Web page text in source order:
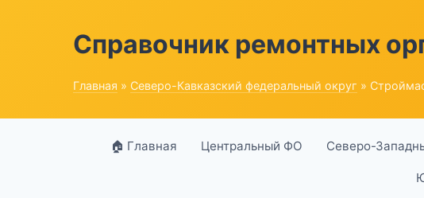
Справочник ремонтных
Главная » Северо-Кавказский федеральный округ »
🏠 Главная Центральный ФО Северо-